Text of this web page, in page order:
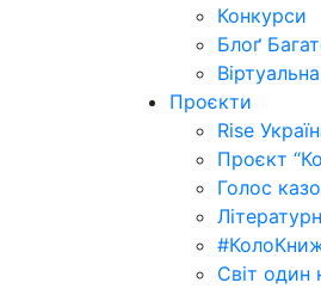
Конкурси
Блоґ
Проєкти
Rise
Проєкт
Голос
Світ один